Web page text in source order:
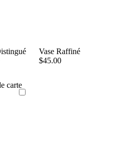
Vase Raffiné
$45.00